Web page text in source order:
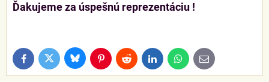
Ďakujeme za úspešnú reprezentáciu !
FacebookTwitter BlueskyPinterestReddit LinkedInWhatsApp
E-
mail